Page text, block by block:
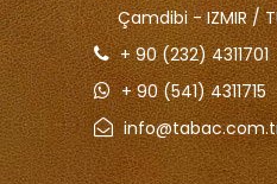
Çamdibi - IZMIR /
+ 90 (232) 4311701
+ 90 (541) 4311715